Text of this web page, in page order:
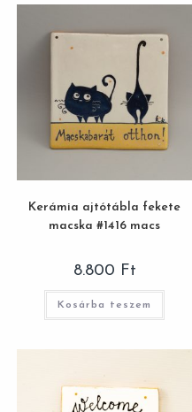
Kerámia ajtótábla fekete
macska #1416 macs
8.800 Ft
Kosárba teszem